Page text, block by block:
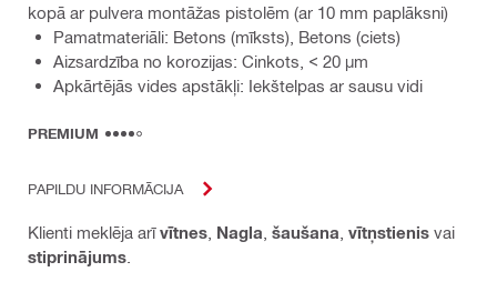
kopā ar pulvera montāžas pistolēm (ar 10 mm paplāksni)
Pamatmateriāli: Betons (mīksts), Betons (ciets)
Aizsardzība no korozijas: Cinkots, < 20 µm
Apkārtējās vides apstākļi: Iekštelpas ar sausu vidi
PREMIUM
PAPILDU INFORMĀCIJA
Klienti meklēja arīvītnes Nagla šaušana vītņstienis vai
stiprinājums